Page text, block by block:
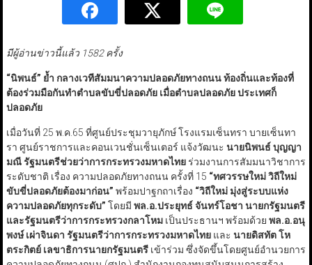
มีผู้อ่านข่าวนี้แล้ว 1582 ครั้ง
“นิพนธ์” ย้ำ กลางเวทีสัมมนาความปลอดภัยทางถนน ท้องถิ่นและท้องที่
ต้องร่วมมือกันทำตำบลขับขี่ปลอดภัย เมื่อตำบลปลอดภัย ประเทศก็
ปลอดภัย
เมื่อวันที่ 25 พ.ค.65 ที่ศูนย์ประชุมวายุภักษ์ โรงแรมเซ็นทรา บายเซ็นทา
รา ศูนย์ราชการและคอนเวนชั่นเซ็นเตอร์ แจ้งวัฒนะ นายนิพนธ์ บุญญา
มณี รัฐมนตรีช่วยว่าการกระทรวงมหาดไทยร่วมงานการสัมมนาวิชาการ
ระดับชาติ เรื่อง ความปลอดภัยทางถนน ครั้งที่ 15 “ทศวรรษใหม่ วิถีใหม่
ขับขี่ปลอดภัยต้องมาก่อน” พร้อมปาฐกถาเรื่อง “วิถีใหม่ มุ่งสู่ระบบแห่ง
ความปลอดภัยทุกระดับ” โดยมี พล.อ.ประยุทธ์ จันทร์โอชา นายกรัฐมนตรี
และรัฐมนตรีว่าการกระทรวงกลาโหมเป็นประธานฯ พร้อมด้วย พล.อ.อนุ
พงษ์ เผ่าจินดา รัฐมนตรีว่าการกระทรวงมหาดไทยและ นายดิสทัต โห
ตระกิตย์ เลขาธิการนายกรัฐมนตรีเข้าร่วม ซึ่งจัดขึ้นโดยศูนย์อำนวยการ